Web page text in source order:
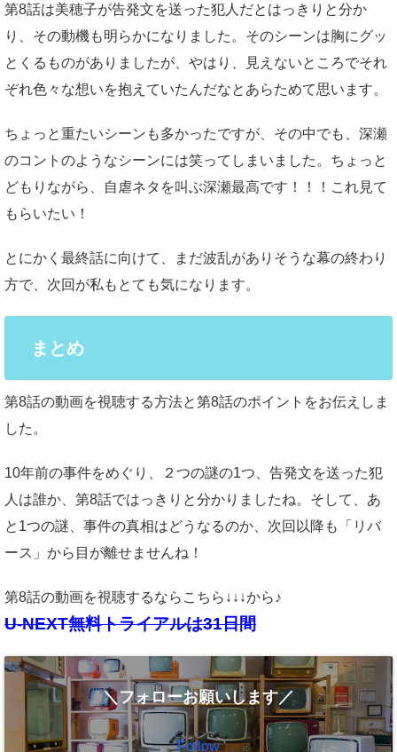
第8話は美穂子が告発文を送った犯人だとはっきりと分か
り、その動機も明らかになりました。そのシーンは胸にグッ
とくるものがありましたが、やはり、見えないところでそれ
ぞれ色々な想いを抱えていたんだなとあらためて思います。
ちょっと重たいシーンも多かったですが、その中でも、深瀬
のコントのようなシーンには笑ってしまいました。ちょっと
どもりながら、自虐ネタを叫ぶ深瀬最高です！！！これ見て
もらいたい！
とにかく最終話に向けて、まだ波乱がありそうな幕の終わり
方で、次回が私もとても気になります。
まとめ
第8話の動画を視聴する方法と第8話のポイントをお伝えしま
した。
10年前の事件をめぐり、２つの謎の1つ、告発文を送った犯
人は誰か、第8話ではっきりと分かりましたね。そして、あ
と1つの謎、事件の真相はどうなるのか、次回以降も「リバ
ース」から目が離せませんね！
第8話の動画を視聴するならこちら↓↓↓から♪
U-NEXT無料トライアルは31日間
＼フォローお願いします／
Follow